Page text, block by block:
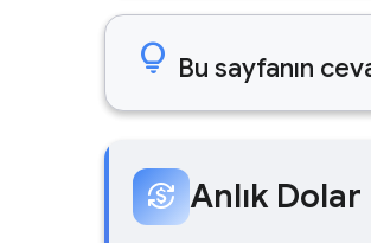
lightbulb Bu sayfanın
currency_exchange Anlık